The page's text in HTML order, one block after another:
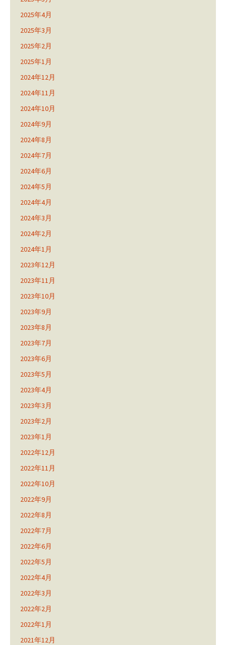
2025年4月
2025年3月
2025年2月
2025年1月
2024年12月
2024年11月
2024年10月
2024年9月
2024年8月
2024年7月
2024年6月
2024年5月
2024年4月
2024年3月
2024年2月
2024年1月
2023年12月
2023年11月
2023年10月
2023年9月
2023年8月
2023年7月
2023年6月
2023年5月
2023年4月
2023年3月
2023年2月
2023年1月
2022年12月
2022年11月
2022年10月
2022年9月
2022年8月
2022年7月
2022年6月
2022年5月
2022年4月
2022年3月
2022年2月
2022年1月
2021年12月